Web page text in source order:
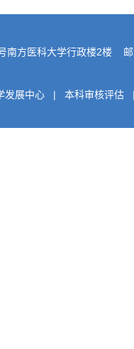
南方医科大学行政楼2楼
发展中心 | 本科审核评估